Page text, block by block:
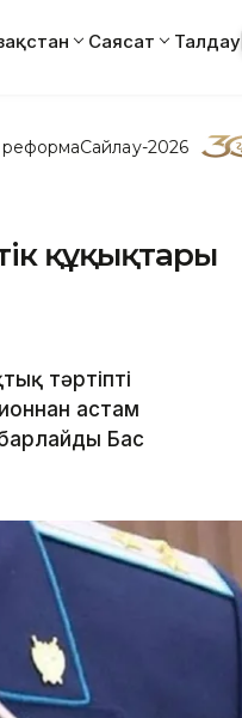
Саясат Талдау
реформаСайлау-2026
құқықтары
тәртіпті
астам
Бас